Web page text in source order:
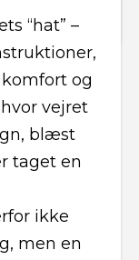
“hat” –
og
vejret
blæst
taget en
ikke
men en